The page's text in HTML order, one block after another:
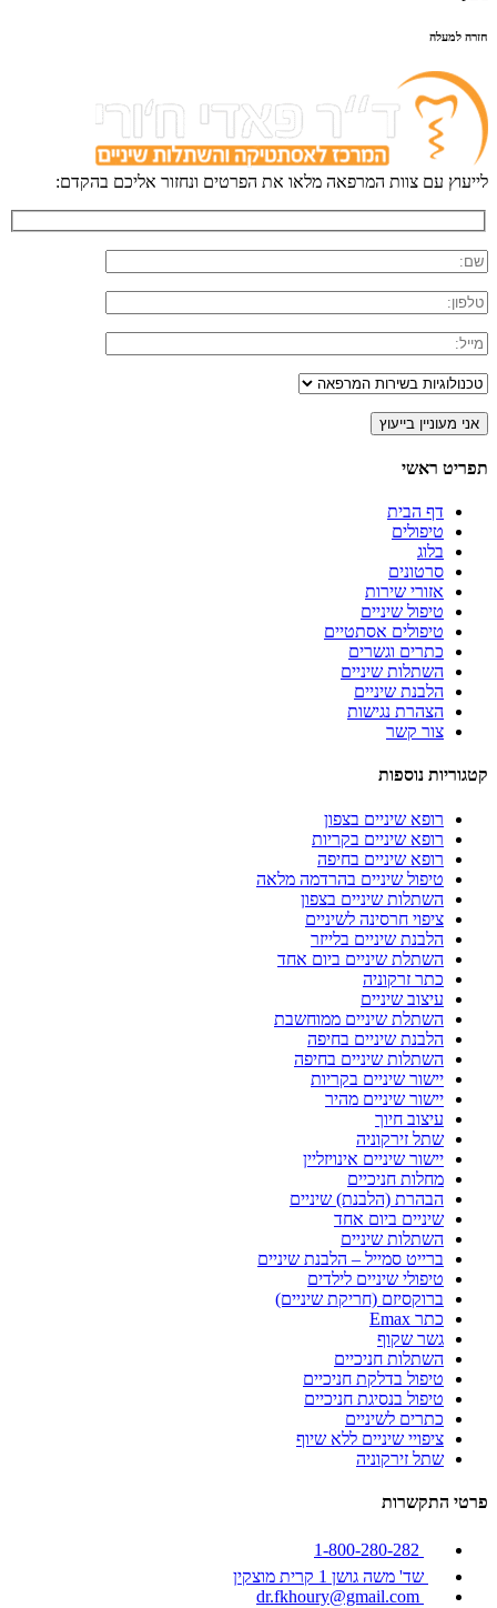
חזרה למעלה
לייעוץ עם צוות המרפאה מלאו את הפרטים ונחזור אליכם בהקדם:
תפריט ראשי
דף הבית
טיפולים
בלוג
סרטונים
אזורי שירות
טיפול שיניים
טיפולים אסתטיים
כתרים וגשרים
השתלות שיניים
הלבנת שיניים
הצהרת נגישות
צור קשר
קטגוריות נוספות
רופא שיניים בצפון
רופא שיניים בקריות
רופא שיניים בחיפה
טיפול שיניים בהרדמה מלאה
השתלות שיניים בצפון
ציפוי חרסינה לשיניים
הלבנת שיניים בלייזר
השתלת שיניים ביום אחד
כתר זרקוניה
עיצוב שיניים
השתלת שיניים ממוחשבת
הלבנת שיניים בחיפה
השתלות שיניים בחיפה
יישור שיניים בקריות
יישור שיניים מהיר
עיצוב חיוך
שתל זירקוניה
יישור שיניים אינויזליין
מחלות חניכיים
הבהרת (הלבנת) שיניים
שיניים ביום אחד
השתלות שיניים
ברייט סמייל – הלבנת שיניים
טיפולי שיניים לילדים
ברוקסיזם (חריקת שיניים)
כתר Emax
גשר שקוף
השתלות חניכיים
טיפול בדלקת חניכיים
טיפול בנסיגת חניכיים
כתרים לשיניים
ציפויי שיניים ללא שיוף
שתל זירקוניה
פרטי התקשרות
שד' משה גושן 1 קרית מוצקין